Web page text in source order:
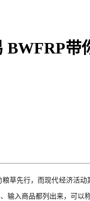
带
粮草先行，而现代经济活动
、 输入商品都列出来，可以